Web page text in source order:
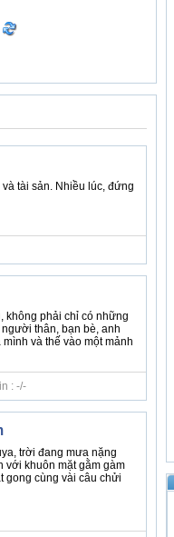
tài sản. Nhiều lúc, đứng
không phải chỉ có những
thân, bạn bè, anh
và thế vào một mảnh
: -/-
trời đang mưa nặng
với khuôn mặt gằm gàm
gong cùng vài câu chửi